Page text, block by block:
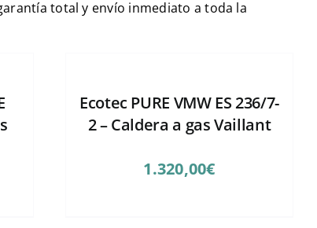
total y envío inmediato a toda la
Ecotec PURE VMW ES 236/7-
2 – Caldera a gas Vaillant
1.320,00€